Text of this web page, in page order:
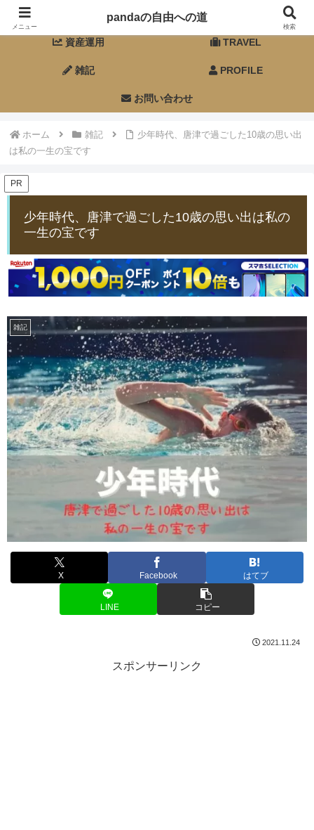
資産運用 TRAVEL
雑記 PROFILE
お問い合わせ
ホーム 雑記
少年時代、唐津で過ごした10歳の思い出
は私の一生の宝です
PR
少年時代、唐津で過ごした10歳の思い出は私の
一生の宝です
雑記
X Facebook はてブ
LINE コピー
2021.11.24
スポンサーリンク
メニュー
pandaの自由への道
検索